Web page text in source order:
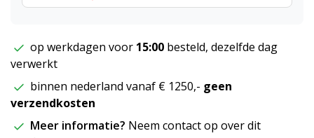
op werkdagen voor 15:00 besteld, dezelfde dag
verwerkt
binnen nederland vanaf € 1250,- geen
verzendkosten
Meer informatie? Neem contact op over dit